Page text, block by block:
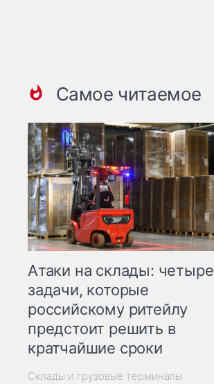
Самое читаемое
Атаки на склады: четыре
задачи, которые
российскому ритейлу
предстоит решить в
кратчайшие сроки
Склады и грузовые терминалы